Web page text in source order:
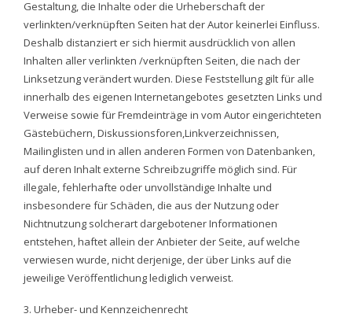
Gestaltung, die Inhalte oder die Urheberschaft der
verlinkten/verknüpften Seiten hat der Autor keinerlei Einfluss.
Deshalb distanziert er sich hiermit ausdrücklich von allen
Inhalten aller verlinkten /verknüpften Seiten, die nach der
Linksetzung verändert wurden. Diese Feststellung gilt für alle
innerhalb des eigenen Internetangebotes gesetzten Links und
Verweise sowie für Fremdeinträge in vom Autor eingerichteten
Gästebüchern, Diskussionsforen,Linkverzeichnissen,
Mailinglisten und in allen anderen Formen von Datenbanken,
auf deren Inhalt externe Schreibzugriffe möglich sind. Für
illegale, fehlerhafte oder unvollständige Inhalte und
insbesondere für Schäden, die aus der Nutzung oder
Nichtnutzung solcherart dargebotener Informationen
entstehen, haftet allein der Anbieter der Seite, auf welche
verwiesen wurde, nicht derjenige, der über Links auf die
jeweilige Veröffentlichung lediglich verweist.
3. Urheber- und Kennzeichenrecht